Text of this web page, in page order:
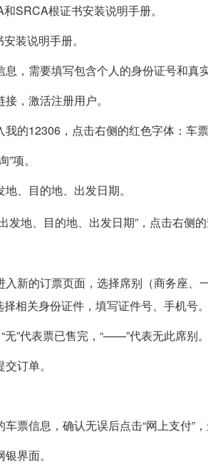
SRCA根证书安装说明手册。
装说明手册。
，需要填写包含个人的身份证号和真
，激活注册用户。
的12306，点击右侧的红色字体：车票
项。
、目的地、出发日期。
发地、目的地、出发日期”，点击右侧
新的订票页面，选择席别（商务座
相关身份证件，填写证件号、手机号。
无”代表票已售完，“——”代表无此席别。
订单。
票信息，确认无误后点击“网上支付”，
界面。